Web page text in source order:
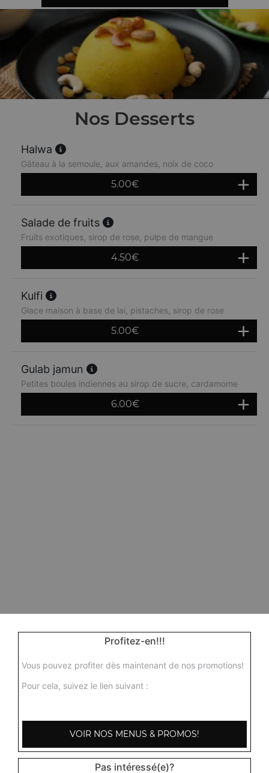
Nos Desserts
Halwa
Gâteau à la semoule, aux amandes, noix de coco
5.00€
Salade de fruits
Fruits exotiques, sirop de rose, pulpe de mangue
4.50€
Kulfi
Glace maison à base de lai, pistaches, sirop de rose
5.00€
Gulab jamun
Petites boules indiennes au sirop de sucre, cardamome
6.00€
Profitez-en!!!
Vous pouvez profiter dès maintenant de nos promotions!
Pour cela, suivez le lien suivant :
VOIR NOS MENUS & PROMOS!
Pas intéressé(e)?